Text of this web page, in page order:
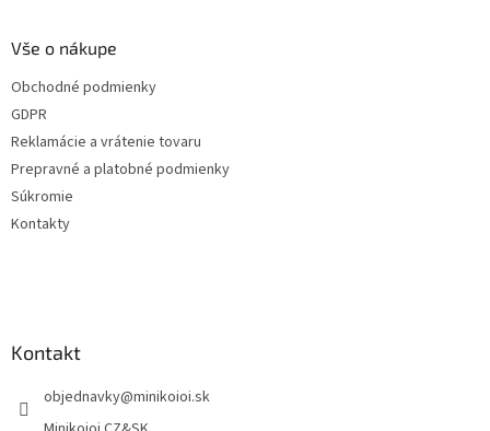
Vše o nákupe
Obchodné podmienky
GDPR
Reklamácie a vrátenie tovaru
Prepravné a platobné podmienky
Súkromie
Kontakty
Kontakt
objednavky@minikoioi.sk